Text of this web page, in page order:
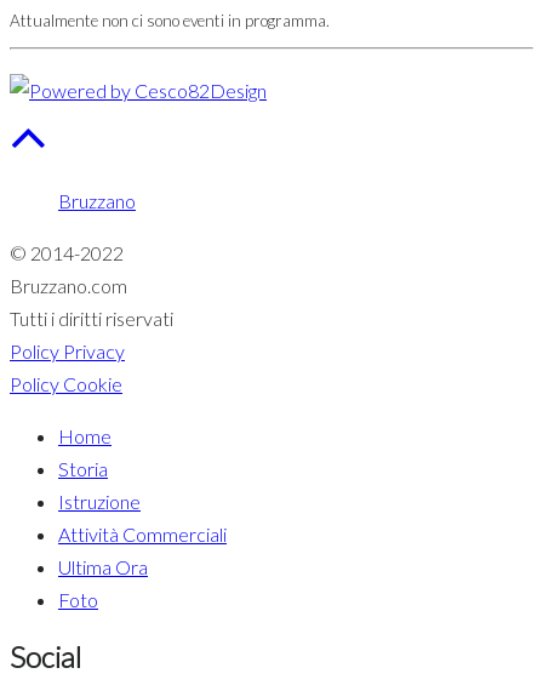
Attualmente non ci sono eventi in programma.
Bruzzano
© 2014-2022
Bruzzano.com
Tutti i diritti riservati
Policy Privacy
Policy Cookie
Home
Storia
Istruzione
Attività Commerciali
Ultima Ora
Foto
Social